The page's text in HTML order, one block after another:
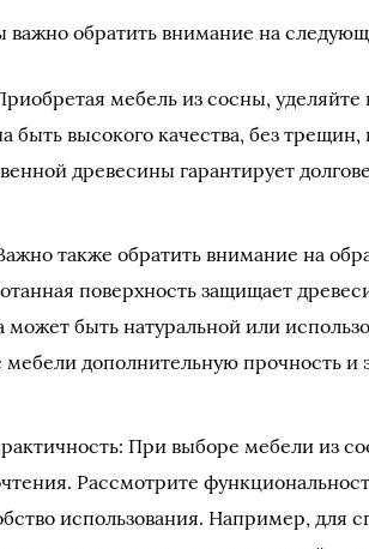
важно обратить внимание на
мебель из сосны, уделяйте
быть высокого качества, без
древесины гарантирует
также обратить внимание на
поверхность защищает
быть натуральной или
дополнительную прочность и
При выборе мебели из
Рассмотрите
использования. Например, для